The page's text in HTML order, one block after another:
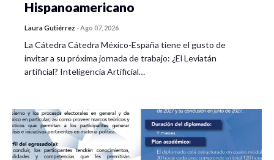
Contribuir a la construcción de puentes entre la
academia y actores sociales interesados en procesos
interculturales y decoloniales.
Duración
Fecha tantativa
15 de octubre
Hispanoamericano
Laura Gutiérrez - Ago 07, 2026
La Cátedra Cátedra México-España tiene el gusto de
invitar a su próxima jornada de trabajo: ¿El Leviatán
artificial? Inteligencia Artificial…